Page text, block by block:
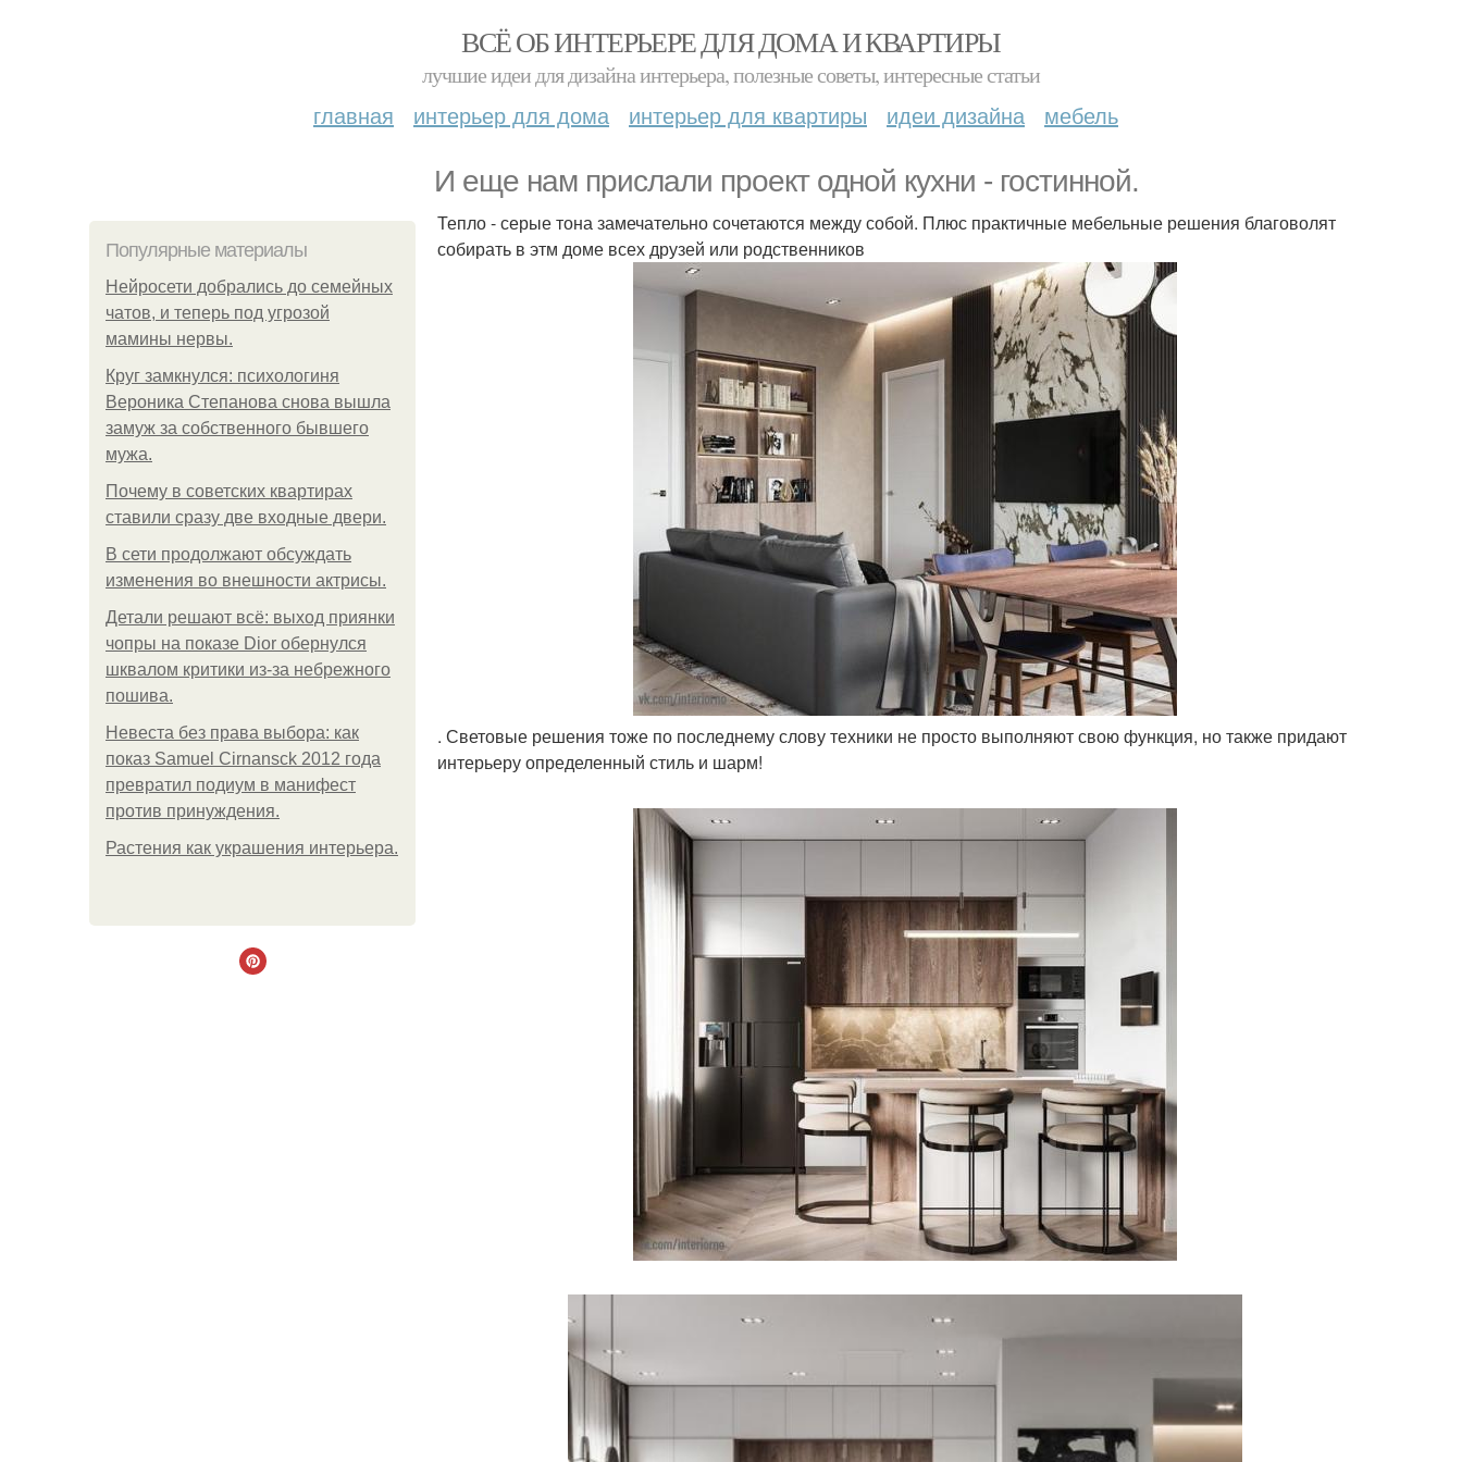
ВСЁ ОБ ИНТЕРЬЕРЕ ДЛЯ ДОМА И КВАРТИРЫ
лучшие идеи для дизайна интерьера, полезные советы, интересные статьи
главная интерьер для дома интерьер для квартиры идеи дизайна мебель
И еще нам прислали проект одной кухни - гостинной.
Популярные материалы
Нейросети добрались до семейных
чатов, и теперь под угрозой
мамины нервы.
Круг замкнулся: психологиня
Вероника Степанова снова вышла
замуж за собственного бывшего
мужа.
Почему в советских квартирах
ставили сразу две входные двери.
В сети продолжают обсуждать
изменения во внешности актрисы.
Детали решают всё: выход приянки
чопры на показе Dior обернулся
шквалом критики из-за небрежного
пошива.
Невеста без права выбора: как
показ Samuel Cirnansck 2012 года
превратил подиум в манифест
против принуждения.
Растения как украшения интерьера.
Тепло - серые тона замечательно сочетаются между собой. Плюс практичные мебельные решения благоволят
собирать в этм доме всех друзей или родственников
. Световые решения тоже по последнему слову техники не просто выполняют свою функция, но также придают
интерьеру определенный стиль и шарм!